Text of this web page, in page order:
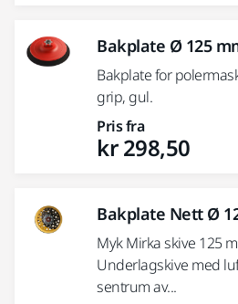
Bakplate Ø 125
Bakplate for
grip, gul.
Pris fra
kr 298,50
Bakplate Nett Ø
Myk Mirka skive 125
Underlagskive med
sentrum av...